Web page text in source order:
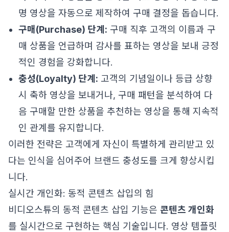
명 영상을 자동으로 제작하여 구매 결정을 돕습니다.
구매(Purchase) 단계: 구매 직후 고객의 이름과 구
매 상품을 언급하며 감사를 표하는 영상을 보내 긍정
적인 경험을 강화합니다.
충성(Loyalty) 단계: 고객의 기념일이나 등급 상향
시 축하 영상을 보내거나, 구매 패턴을 분석하여 다
음 구매할 만한 상품을 추천하는 영상을 통해 지속적
인 관계를 유지합니다.
이러한 전략은 고객에게 자신이 특별하게 관리받고 있
다는 인식을 심어주어 브랜드 충성도를 크게 향상시킵
니다.
실시간 개인화: 동적 콘텐츠 삽입의 힘
비디오스튜의 동적 콘텐츠 삽입 기능은 콘텐츠 개인화
를 실시간으로 구현하는 핵심 기술입니다. 영상 템플릿